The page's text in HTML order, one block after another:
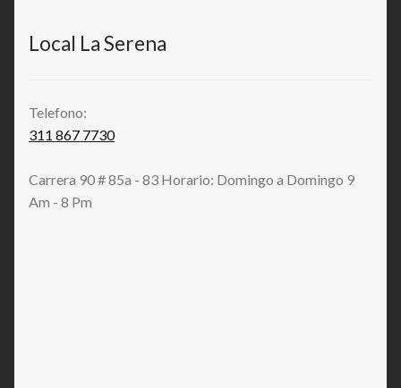
Local La Serena
Telefono:
311 867 7730
Carrera 90 # 85a - 83 Horario: Domingo a Domingo 9
Am - 8 Pm